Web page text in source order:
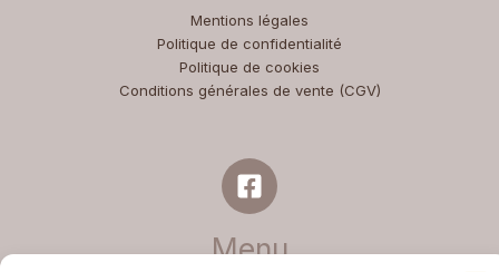
Mentions légales
Politique de confidentialité
Politique de cookies
Conditions générales de vente (CGV)
Menu